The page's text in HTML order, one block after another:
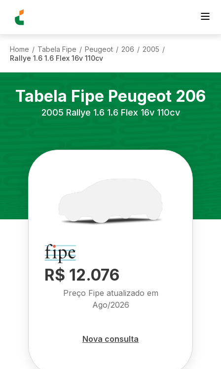
Home / Tabela Fipe / Peugeot / 206 / 2005 /
Rallye 1.6 1.6 Flex 16v 110cv
Tabela Fipe Peugeot 206
2005 Rallye 1.6 1.6 Flex 16v 110cv
R$ 12.076
Preço Fipe atualizado em
Ago/2026
Nova consulta